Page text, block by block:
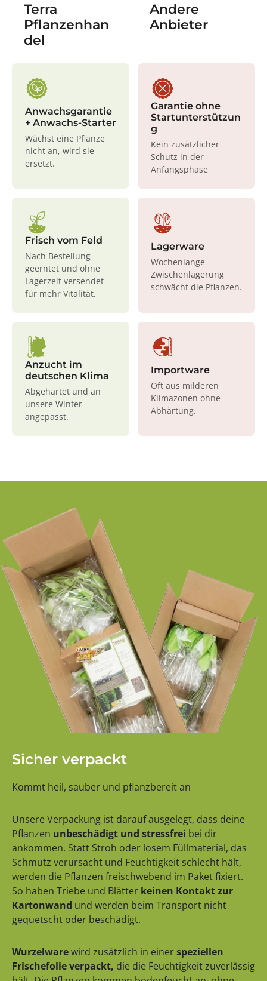
Terra
Pflanzenhan
del
Andere
Anbieter
Anwachsgarantie
+ Anwachs-Starter
Wächst eine Pflanze
nicht an, wird sie
ersetzt.
Garantie ohne
Startunterstützun
g
Kein zusätzlicher
Schutz in der
Anfangsphase
Frisch vom Feld
Nach Bestellung
geerntet und ohne
Lagerzeit versendet –
für mehr Vitalität.
Lagerware
Wochenlange
Zwischenlagerung
schwächt die Pflanzen.
Anzucht im
deutschen Klima
Abgehärtet und an
unsere Winter
angepasst.
Importware
Oft aus milderen
Klimazonen ohne
Abhärtung.
Sicher verpackt
Kommt heil, sauber und pflanzbereit an
Unsere Verpackung ist darauf ausgelegt, dass deine
Pflanzen unbeschädigt und stressfrei bei dir
ankommen. Statt Stroh oder losem Füllmaterial, das
Schmutz verursacht und Feuchtigkeit schlecht hält,
werden die Pflanzen freischwebend im Paket fixiert.
So haben Triebe und Blätter keinen Kontakt zur
Kartonwand und werden beim Transport nicht
gequetscht oder beschädigt.
Wurzelwarewird zusätzlich in einerspeziellen
Frischefolie verpackt, die die Feuchtigkeit zuverlässig